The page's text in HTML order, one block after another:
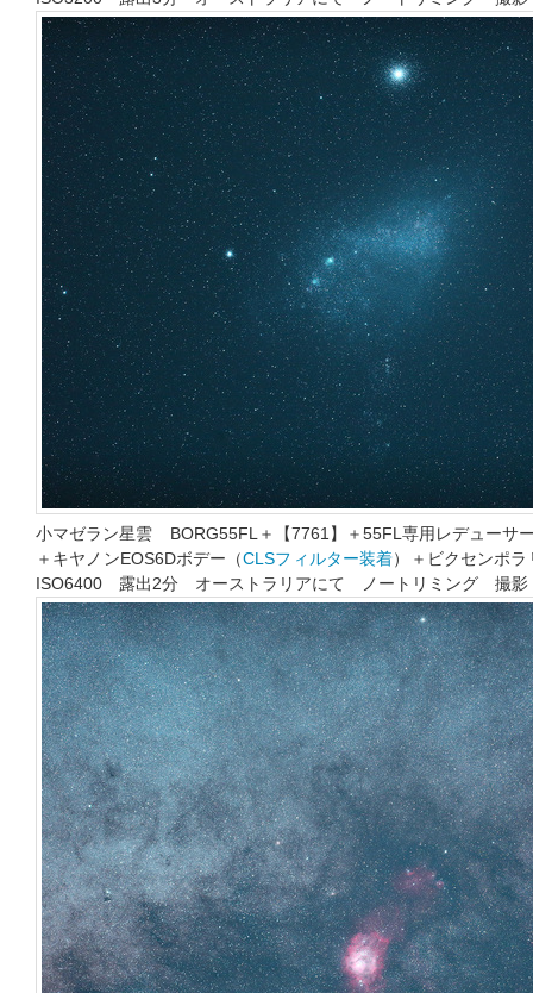
小マゼラン星雲 BORG55FL＋【7761】＋55FL専用レデューサ
＋キヤノンEOS6Dボデー（CLSフィルター装着）＋ビクセンポ
ISO6400 露出2分 オーストラリアにて ノートリミング 撮影